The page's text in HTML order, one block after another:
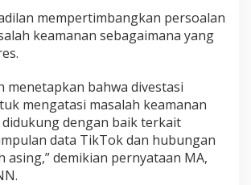
mempertimbangkan persoalan
keamanan sebagaimana yang
menetapkan bahwa divestasi
mengatasi masalah keamanan
dengan baik terkait
data TikTok dan hubungan
asing,” demikian pernyataan MA,